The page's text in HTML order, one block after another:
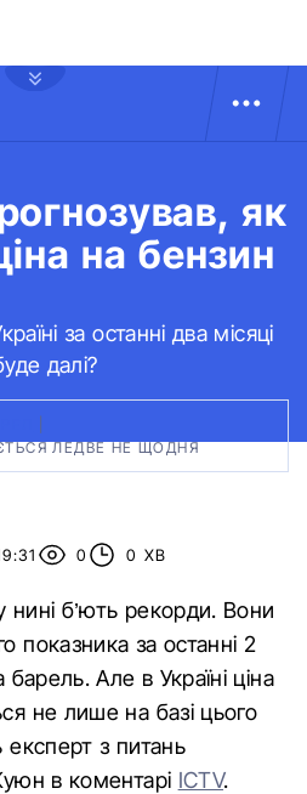
як
на бензин
за останні два місяці
далі?
ЛЕДВЕ НЕ ЩОДНЯ
0 0 ХВ
нині б’ють рекорди. Вони
показника за останні 2
Але в Україні ціна
не лише на базі цього
експерт з питань
в коментарі ICTV.